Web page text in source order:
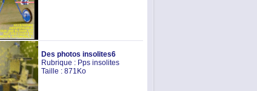
Des photos insolites6
Rubrique : Pps insolites
Taille : 871Ko